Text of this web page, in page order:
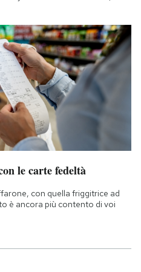
le carte fedeltà
con quella friggitrice ad
è ancora più contento di voi